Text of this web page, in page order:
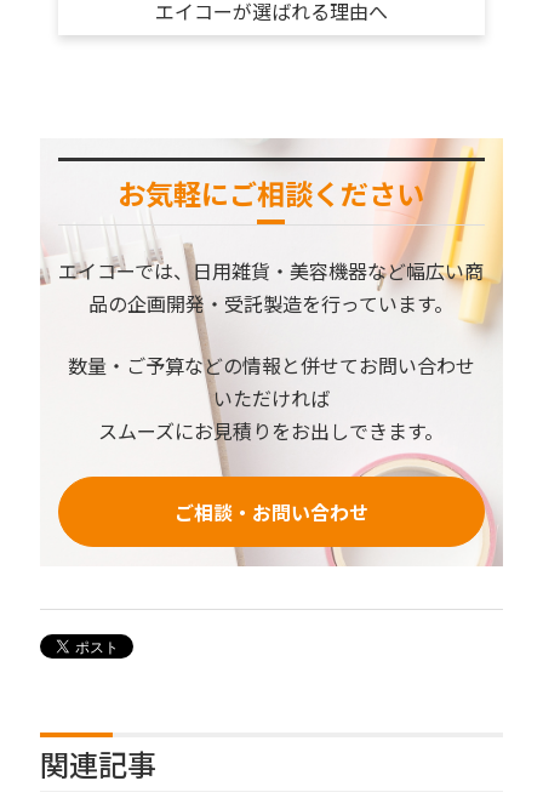
エイコーが選ばれる理由へ
お気軽にご相談ください
エイコーでは、⽇⽤雑貨・美容機器など幅広い商
品の企画開発・受託製造を⾏っています。
数量・ご予算などの情報と併せてお問い合わせ
いただければ
スムーズにお見積りをお出しできます。
ご相談・お問い合わせ
関連記事